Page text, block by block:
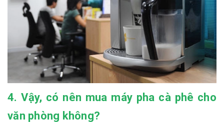
4. Vậy, có nên mua máy pha cà phê cho
văn phòng không?